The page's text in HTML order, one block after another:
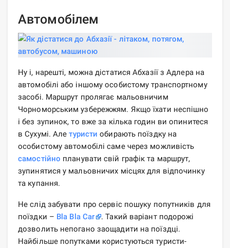
Автомобілем
Ну і, нарешті, можна дістатися Абхазії з Адлера на
автомобілі або іншому особистому транспортному
засобі. Маршрут пролягає мальовничим
Чорноморським узбережжям. Якщо їхати неспішно
і без зупинок, то вже за кілька годин ви опинитеся
в Сухумі. Алетуристи обирають поїздку на
особистому автомобілі саме через можливість
самостійно планувати свій графік та маршрут,
зупинятися у мальовничих місцях для відпочинку
та купання.
Не слід забувати про сервіс пошуку попутників для
поїздки – Bla Bla Car
. Такий варіант подорожі
дозволить непогано заощадити на поїздці.
Найбільше попутками користуються туристи-